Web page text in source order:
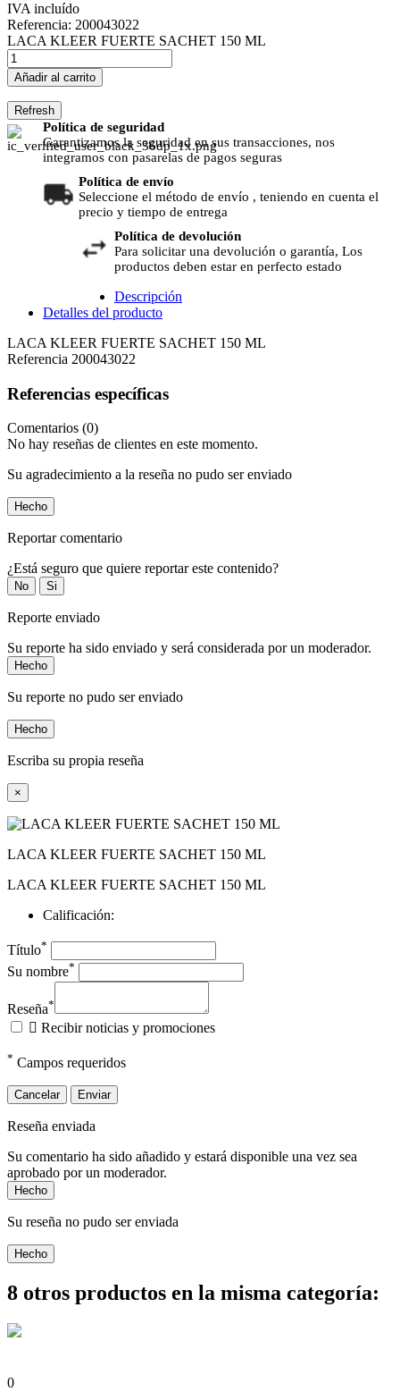
IVA incluído
Referencia: 200043022
LACA KLEER FUERTE SACHET 150 ML
Añadir al carrito
Política de seguridad
Garantizamos la seguridad en sus transacciones, nos
integramos con pasarelas de pagos seguras
Política de envío
Seleccione el método de envío , teniendo en cuenta el
precio y tiempo de entrega
Política de devolución
Para solicitar una devolución o garantía, Los
productos deben estar en perfecto estado
Descripción
Detalles del producto
LACA KLEER FUERTE SACHET 150 ML
Referencia 200043022
Referencias específicas
Comentarios (0)
No hay reseñas de clientes en este momento.
Su agradecimiento a la reseña no pudo ser enviado
Hecho
Reportar comentario
¿Está seguro que quiere reportar este contenido?
No Si
Reporte enviado
Su reporte ha sido enviado y será considerada por un moderador.
Hecho
Su reporte no pudo ser enviado
Hecho
Escriba su propia reseña
×
LACA KLEER FUERTE SACHET 150 ML
LACA KLEER FUERTE SACHET 150 ML
Calificación:
Título*
Su nombre*
Reseña*
 Recibir noticias y promociones
* Campos requeridos
Cancelar Enviar
Reseña enviada
Su comentario ha sido añadido y estará disponible una vez sea
aprobado por un moderador.
Hecho
Su reseña no pudo ser enviada
Hecho
8 otros productos en la misma categoría:
0